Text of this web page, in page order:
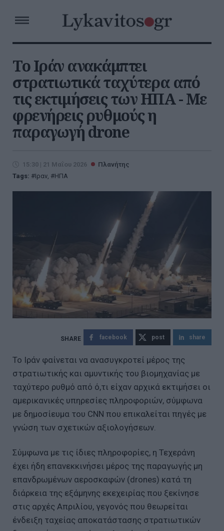
Το Ιράν ανακάμπτει
στρατιωτικά ταχύτερα από
τις εκτιμήσεις των ΗΠΑ - Με
φρενήρεις ρυθμούς η
παραγωγή drone
15:30 | 21 Μαΐου 2026
Πλανήτης
Tags:
Ιραν, ΗΠΑ
facebook post share
Το Ιράν φαίνεται να ανασυγκροτεί μέρος της
στρατιωτικής και αμυντικής του βιομηχανίας με
ταχύτερο ρυθμό από ό,τι είχαν αρχικά εκτιμήσει οι
αμερικανικές υπηρεσίες πληροφοριών, σύμφωνα
με δημοσίευμα του CNN που επικαλείται πηγές με
γνώση των σχετικών αξιολογήσεων.
Σύμφωνα με τις ίδιες πληροφορίες, η Τεχεράνη
έχει ήδη επανεκκινήσει μέρος της παραγωγής μη
επανδρωμένων αεροσκαφών (drones) κατά τη
διάρκεια της εξάμηνης εκεχειρίας που ξεκίνησε
στις αρχές Απριλίου, γεγονός που θεωρείται
ένδειξη ταχείας αποκατάστασης στρατιωτικών